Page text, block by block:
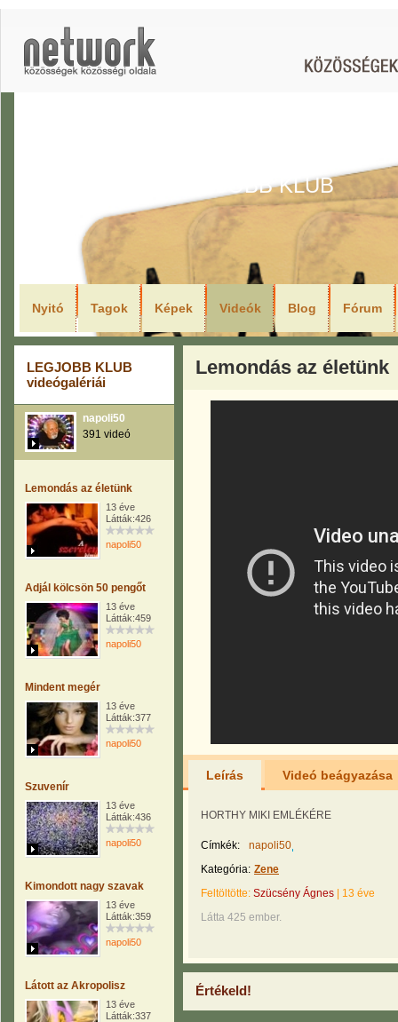
LEGJOBB KLUB
Nyitó Tagok Képek Videók Blog Fórum
LEGJOBB KLUB
videógalériái
napoli50
391 videó
Lemondás az életünk
13 éve
Látták:426
napoli50
Adjál kölcsön 50 pengőt
13 éve
Látták:459
napoli50
Mindent megér
13 éve
Látták:377
napoli50
Szuvenír
13 éve
Látták:436
napoli50
Kimondott nagy szavak
13 éve
Látták:359
napoli50
Látott az Akropolisz
13 éve
Látták:337
Lemondás az életünk
Leírás Videó beágyazása
HORTHY MIKI EMLÉKÉRE
Címkék:
napoli50
Kategória: Zene
Feltöltötte: Szücsény Ágnes
13 éve
Látta 425 ember.
Értékeld!